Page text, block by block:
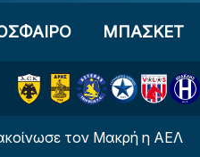
ΜΠΑΣΚΕΤ
τον Μακρή η ΑΕΛ